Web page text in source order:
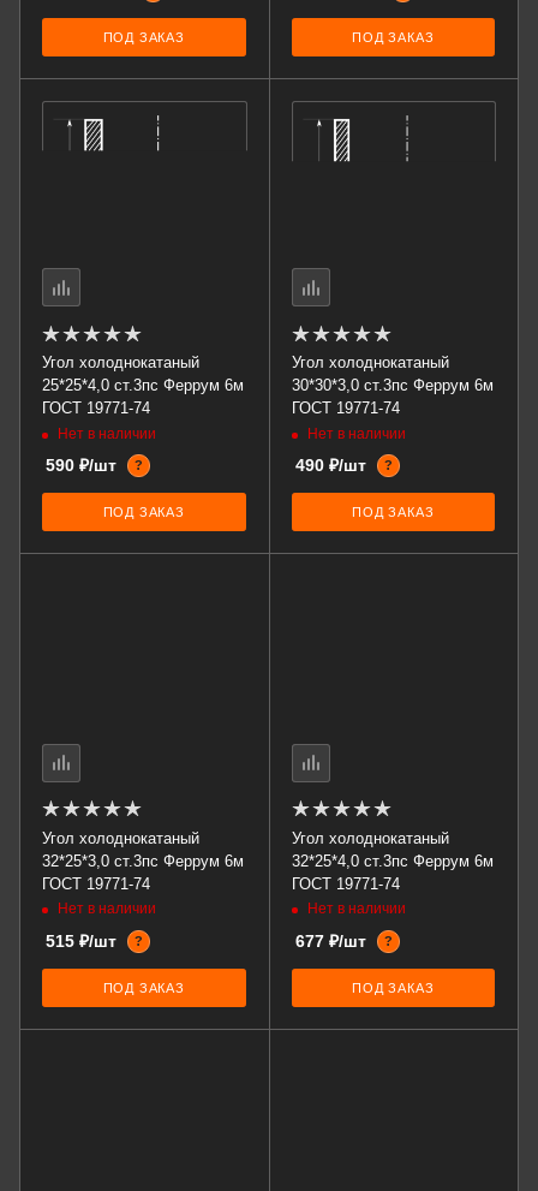
ПОД ЗАКАЗ ПОД ЗАКАЗ
Угол холоднокатаный
25*25*4,0 ст.3пс Феррум 6м
ГОСТ 19771-74
Нет в наличии
590 ₽/шт ?
ПОД ЗАКАЗ
Угол холоднокатаный
30*30*3,0 ст.3пс Феррум 6м
ГОСТ 19771-74
Нет в наличии
490 ₽/шт ?
ПОД ЗАКАЗ
Угол холоднокатаный
32*25*3,0 ст.3пс Феррум 6м
ГОСТ 19771-74
Нет в наличии
515 ₽/шт ?
ПОД ЗАКАЗ
Угол холоднокатаный
32*25*4,0 ст.3пс Феррум 6м
ГОСТ 19771-74
Нет в наличии
677 ₽/шт ?
ПОД ЗАКАЗ